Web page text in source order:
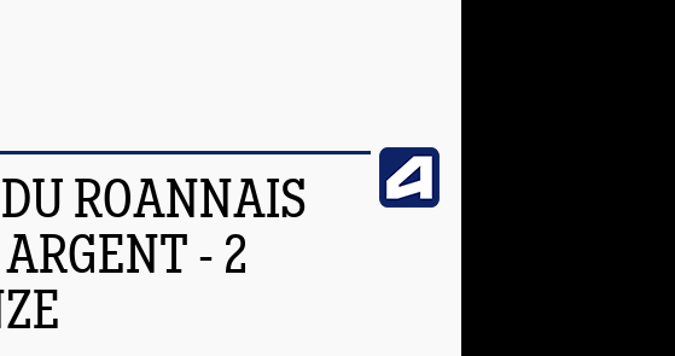
ROANNAIS
- 2